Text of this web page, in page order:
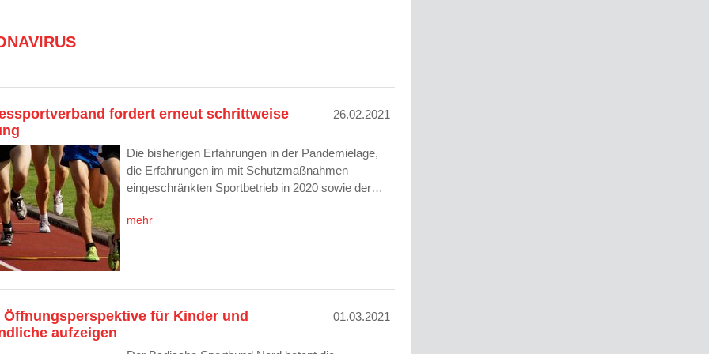
fordert erneut schrittweise
26.02.2021
Die bisherigen Erfahrungen in der Pandemielage,
die Erfahrungen im mit Schutzmaßnahmen
eingeschränkten Sportbetrieb in 2020 sowie der…
mehr
Öffnungsperspektive für Kinder und
aufzeigen
01.03.2021